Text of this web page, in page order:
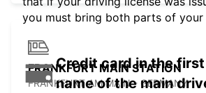
FRANKFURT MAIN STATION
FRANKFURT AM MAIN - GERMANY
you must bring both parts of your
Credit card in the
name of the main